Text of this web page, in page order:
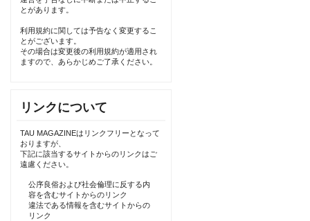
とがあります。
利用規約に関しては予告なく変更するこ
とがございます。
その場合は変更後の利用規約が適用され
ますので、あらかじめご了承ください。
リンクについて
TAU MAGAZINEはリンクフリーとなって
おりますが、
下記に該当するサイトからのリンクはご
遠慮ください。
公序良俗および社会倫理に反する内
容を含むサイトからのリンク
違法である情報を含むサイトからの
リンク